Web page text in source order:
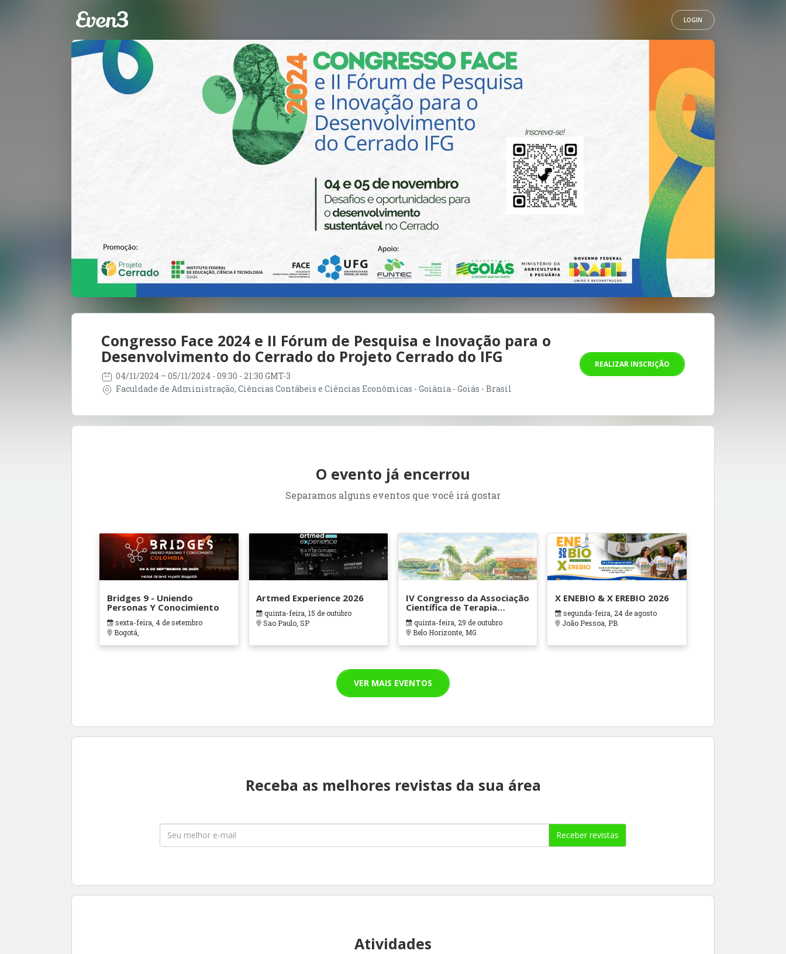
LOGIN
Congresso Face 2024 e II Fórum de Pesquisa e Inovação para o
Desenvolvimento do Cerrado do Projeto Cerrado do IFG
04/11/2024 – 05/11/2024 - 09:30 - 21:30 GMT-3
Faculdade de Administração, Ciências Contábeis e Ciências Econômicas - Goiânia - Goiás - Brasil
REALIZAR INSCRIÇÃO
O evento já encerrou
Separamos alguns eventos que você irá gostar
Bridges 9 - Uniendo
Personas Y Conocimiento
sexta-feira, 4 de setembro
Bogotá,
Artmed Experience 2026
quinta-feira, 15 de outubro
Sao Paulo, SP
IV Congresso da Associação
Científica de Terapia
Ocupacional em Contextos
Hospitalares e Cuidados
Paliativos - ATOHOSP
quinta-feira, 29 de outubro
Belo Horizonte, MG
X ENEBIO & X EREBIO 2026
segunda-feira, 24 de agosto
João Pessoa, PB
VER MAIS EVENTOS
Receba as melhores revistas da sua área
Receber revistas
Atividades